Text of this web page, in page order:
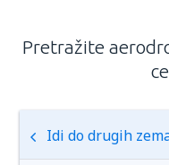
Pretražite
Idi do drugih